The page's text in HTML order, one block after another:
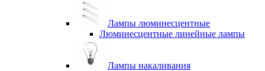
Лампы люминесцентные
Люминесцентные линейные лампы
Лампы накаливания